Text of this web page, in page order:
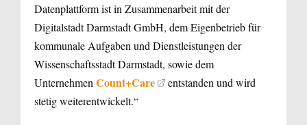
Datenplattform ist in Zusammenarbeit mit der
Digitalstadt Darmstadt GmbH, dem Eigenbetrieb für
kommunale Aufgaben und Dienstleistungen der
Wissenschaftsstadt Darmstadt, sowie dem
Unternehmen Count+Care
entstanden und wird
stetig weiterentwickelt.“